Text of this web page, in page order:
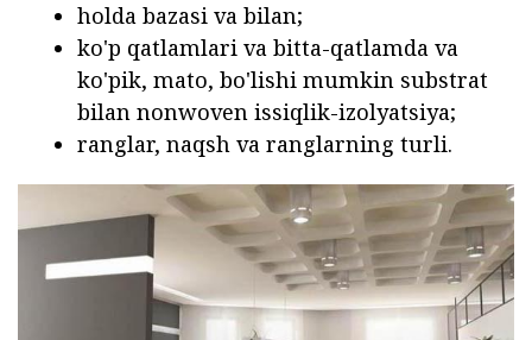
holda bazasi va bilan;
ko'p qatlamlari va bitta-qatlamda va
ko'pik, mato, bo'lishi mumkin substrat
bilan nonwoven issiqlik-izolyatsiya;
ranglar, naqsh va ranglarning turli.